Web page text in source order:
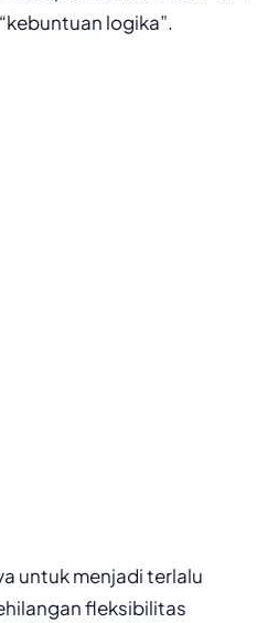
logika”.
untuk menjadi terlalu
fleksibilitas